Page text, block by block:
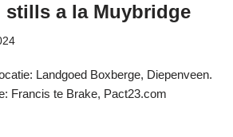
stills a la Muybridge
Landgoed Boxberge, Diepenveen.
Francis te Brake, Pact23.com